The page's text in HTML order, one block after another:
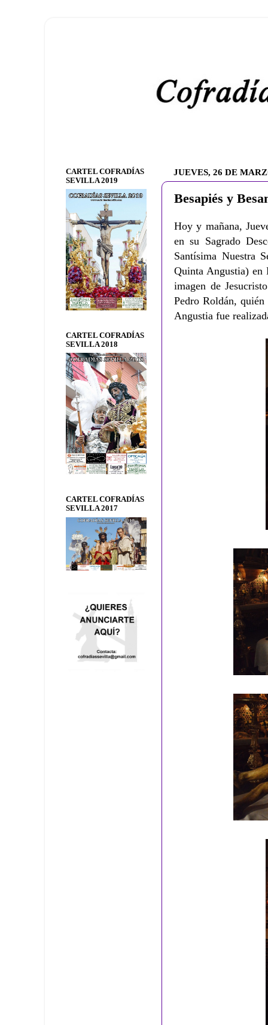
JUEVES, 26 DE
Besapiés y
Hoy y mañana,
en su Sagrado
Santísima Nuestra
Quinta Angustia) en
imagen de
Pedro Roldán,
Angustia fue
CARTEL COFRADÍAS
SEVILLA 2019
CARTEL COFRADÍAS
SEVILLA 2018
CARTEL COFRADÍAS
SEVILLA 2017